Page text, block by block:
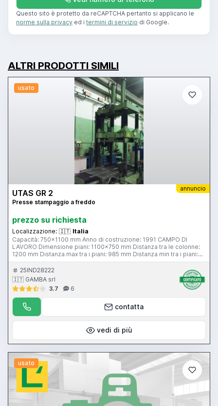
Questo sito è protetto da reCAPTCHA pertanto si applicano le
norme sulla privacy ed i termini di servizio di Google.
ALTRI PRODOTTI SIMILI
usato
annuncio
UTAS GR 2
Presse stampaggio a freddo
prezzo su richiesta
Localizzazione: 🇮🇹 Italia
Capacità: 750x1100 mm Anno di costruzione: 1991 CAMPO DI
LAVORO Dimensione piani: 1100x750 mm Distanza tra le colonne:
1200 mm Distanza max tra i piani: 985 mm Distanza min tra i piani:
85 mm Peso max su piano inferiore: 5000 Kg Peso max su piano
superiore: 2000 Kg Forza max chiusura: 400 kN Forza max
apertura: 200 kN Ribaltamento piano superiore: 180 °
AVANZAMENTI Velocità di avvicinamento: 45 mm/sec Velocità di
ritorno: 55 mm/sec Colpo d’ariete: Si Potenza totale installata: 15 Kw
Peso macchina: 10000 kg Ingombri macchina: 3000x2300x3600
25IND28222
🇮🇹 GAMBA srl
3.7
6
contatta
vedi di più
usato